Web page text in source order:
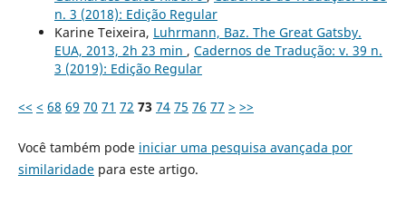
n. 3 (2018): Edição Regular
Karine Teixeira, Luhrmann, Baz. The Great Gatsby.
EUA, 2013, 2h 23 min , Cadernos de Tradução: v. 39 n.
3 (2019): Edição Regular
<< < 68 69 70 71 72 73 74 75 76 77 > >>
Você também pode iniciar uma pesquisa avançada por
similaridadepara este artigo.